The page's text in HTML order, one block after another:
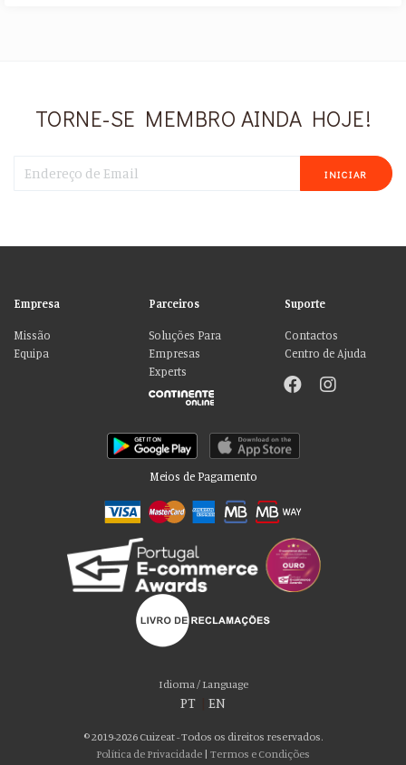
TORNE-SE MEMBRO AINDA HOJE!
INICIAR
Empresa
Missão
Equipa
Parceiros
Soluções Para
Empresas
Experts
Suporte
Contactos
Centro de Ajuda
Meios de Pagamento
Idioma / Language
PT EN
© 2019-2026 Cuizeat - Todos os direitos reservados.
Política de Privacidade | Termos e Condições
Por favor aceite as nossas deliciosas
Usamos cookies para personalizar conteúdo e anúncios, fornecer recursos
de mídia social e analisar nosso tráfego. Também compartilhamos
social, publicidade e análise, que podem combiná-lo com outras informações
que você forneceu a eles ou que coletaram do uso de seus serviços. Você